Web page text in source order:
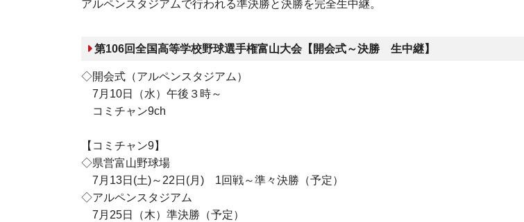
アルペンスタジアムで行われる準決勝と決勝を完全生中継。
第106回全国高等学校野球選手権富山大会【開会式～決勝 生中継】
◇開会式（アルペンスタジアム）
7月 10日（水）午後３時～
コミチャン9ch
【コミチャン9】
◇県営富山野球場
7月 13日 (土)～22 日 (月 ) 1回戦～準々決勝（予定）
◇アルペンスタジアム
7月 25日（木）準決勝（予定）